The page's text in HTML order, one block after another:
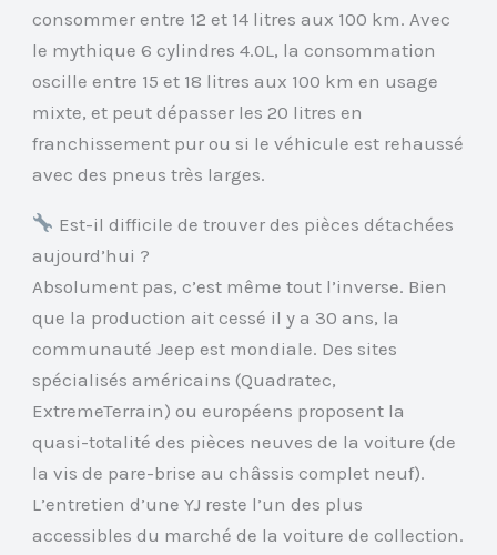
consommer entre 12 et 14 litres aux 100 km. Avec
le mythique 6 cylindres 4.0L, la consommation
oscille entre 15 et 18 litres aux 100 km en usage
mixte, et peut dépasser les 20 litres en
franchissement pur ou si le véhicule est rehaussé
avec des pneus très larges.
Est-il difficile de trouver des pièces détachées
aujourd’hui ?
Absolument pas, c’est même tout l’inverse. Bien
que la production ait cessé il y a 30 ans, la
communauté Jeep est mondiale. Des sites
spécialisés américains (Quadratec,
ExtremeTerrain) ou européens proposent la
quasi-totalité des pièces neuves de la voiture (de
la vis de pare-brise au châssis complet neuf).
L’entretien d’une YJ reste l’un des plus
accessibles du marché de la voiture de collection.